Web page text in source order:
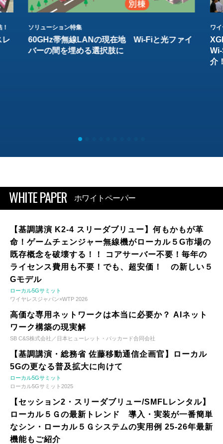
レ
ソリューション特集
60GHz帯無線LANの現在地 Wi-Fiと光ファイ
バーの間を埋める選択肢に
ワ
介
WHITE PAPER ホワイトペーパー
【基調講演 K2-4 スリーダブリュー】何もかもが革
命！ゲームチェンジャー無線機がローカル５G市場の
既存概念を破壊する！！ コアサーバー不要！毎年の
ライセンス費用も不要！でも、超安価！ の新しい５
Gモデル
ローカル5Gサミット
ワイヤレスジャパン×WTP 2026
高価な専用ネットワークは本当に必要か？ AIネット
ワーク構築の現実解
SB C&S株式会社／日本ヒューレット・パッカード合同会社
【基調講演・総務省 佐藤移動通信企画官】ローカル
5Gの更なる普及拡大に向けて
ローカル5Gサミット
ローカル5Gサミット2025
【セッション2・スリーダブリュー/SMFLレンタル】
ローカル５Ｇの最新トレンド 導入・実装が一番簡単
なシン・ローカル５Ｇシステムの実用例 25-26年最新
機能もご紹介